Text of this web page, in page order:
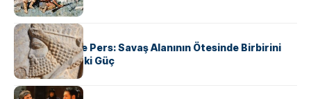
KÜLTÜR
Antik Yunan ve Pers: Savaş Alanının Ötesinde Birbirini
Şekillendiren İki Güç
KÜLTÜR